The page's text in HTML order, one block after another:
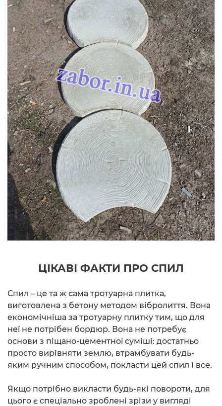
ЦІКАВІ ФАКТИ ПРО СПИЛ
Спил – це та ж сама тротуарна плитка,
виготовлена з бетону методом вібролиття. Вона
економічніша за тротуарну плитку тим, що для
неї не потрібен бордюр. Вона не потребує
основи з піщано-цементної суміші: достатньо
просто вирівняти землю, втрамбувати будь-
яким ручним способом, покласти цей спил і все.
Якщо потрібно викласти будь-які повороти, для
цього є спеціально зроблені зрізи у вигляді